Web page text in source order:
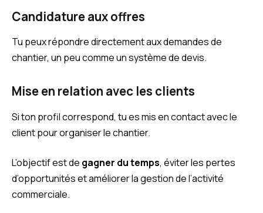
Candidature aux offres
Tu peux répondre directement aux demandes de
chantier, un peu comme un système de devis.
Mise en relation avec les clients
Si ton profil correspond, tu es mis en contact avec le
client pour organiser le chantier.
L’objectif est de gagner du temps, éviter les pertes
d’opportunités et améliorer la gestion de l’activité
commerciale.